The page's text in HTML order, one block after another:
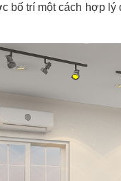
bố trí một cách hợp